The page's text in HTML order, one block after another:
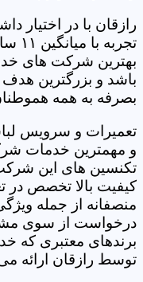
رازقان با در اختیار
بهترین شرکت های
باشد و بزرگترین
بصرفه به همه
تعمیرات و سرویس
و مهمترین خدمات
تکنسین های این
کیفیت بالا تخصص در
منصفانه از جمله
درخواست از سوی
برندهای معتبری که
توسط رازقان ارائه